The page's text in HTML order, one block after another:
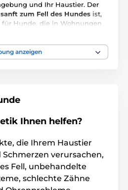
und Ihr Haustier. Der
sanft zum Fell des Hundes ist,
Hunde, die in Wohnungen
Speziell formuliert, um einen
Baden und eine intensive,
und verhindert, dass der
die Hände sprühen und in
Tieres verteilen. Kann auch
ca. 15 cm auf das Fell des
Trideceth 9,
anzeigen
Ihnen helfen?
die Ihrem Haustier
verursachen,
Fell, unbehandelte
schlechte Zähne